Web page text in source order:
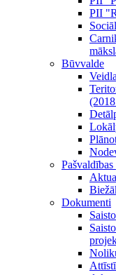
PII
Būvvalde
Dokumenti